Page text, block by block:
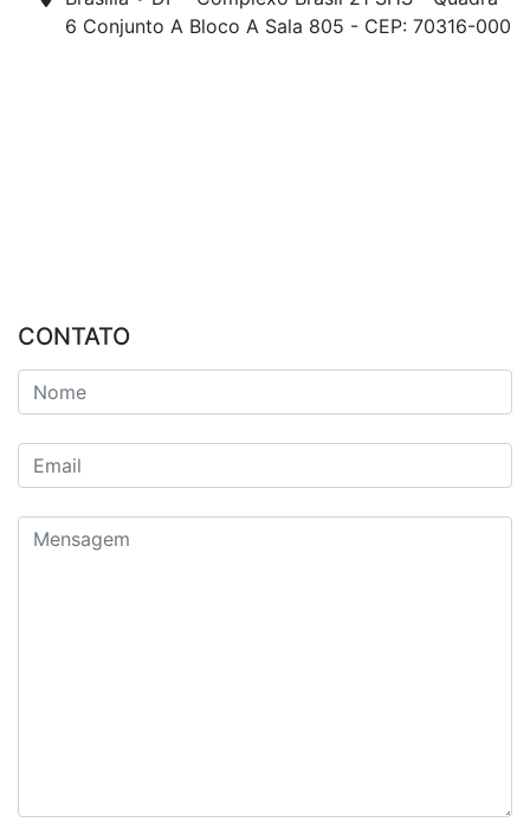
6 Conjunto A Bloco A Sala 805 - CEP: 70316-000
CONTATO